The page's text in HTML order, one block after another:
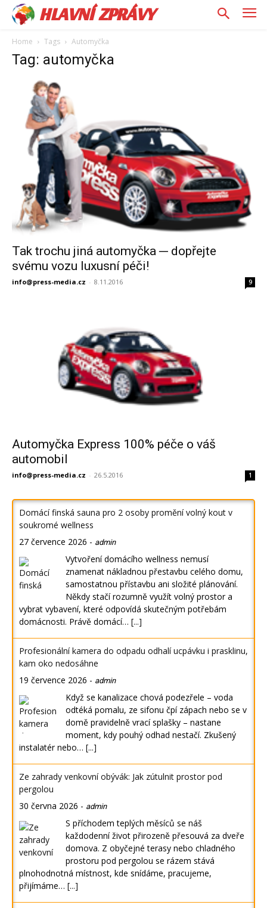
HLAVNÍ ZPRÁVY
Home Tags Automyčka
Tag: automyčka
Tak trochu jiná automyčka ─ dopřejte
svému vozu luxusní péči!
info@press-media.cz - 8.11.2016 9
Automyčka Express 100% péče o váš
automobil
info@press-media.cz - 26.5.2016 1
Domácí finská sauna pro 2 osoby promění volný kout v
soukromé wellness
27 července 2026 - admin
Vytvoření domácího wellness nemusí
znamenat nákladnou přestavbu celého domu,
samostatnou přístavbu ani složité plánování.
Někdy stačí rozumně využít volný prostor a
vybrat vybavení, které odpovídá skutečným potřebám
domácnosti. Právě domácí… [...]
Profesionální kamera do odpadu odhalí ucpávku i prasklinu,
kam oko nedosáhne
19 července 2026 - admin
Když se kanalizace chová podezřele – voda
odtéká pomalu, ze sifonu čpí zápach nebo se v
domě pravidelně vrací splašky – nastane
moment, kdy pouhý odhad nestačí. Zkušený
instalatér nebo… [...]
Ze zahrady venkovní obývák: Jak zútulnit prostor pod
pergolou
30 června 2026 - admin
S příchodem teplých měsíců se náš
každodenní život přirozeně přesouvá za dveře
domova. Z obyčejné terasy nebo chladného
prostoru pod pergolou se rázem stává
plnohodnotná místnost, kde snídáme, pracujeme,
přijímáme… [...]